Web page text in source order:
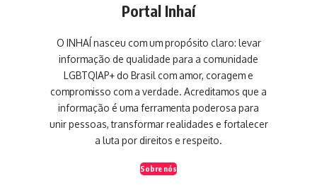
Portal Inhaí
O INHAÍ nasceu com um propósito claro: levar
informação de qualidade para a comunidade
LGBTQIAP+ do Brasil com amor, coragem e
compromisso com a verdade. Acreditamos que a
informação é uma ferramenta poderosa para
unir pessoas, transformar realidades e fortalecer
a luta por direitos e respeito.
Sobre nós